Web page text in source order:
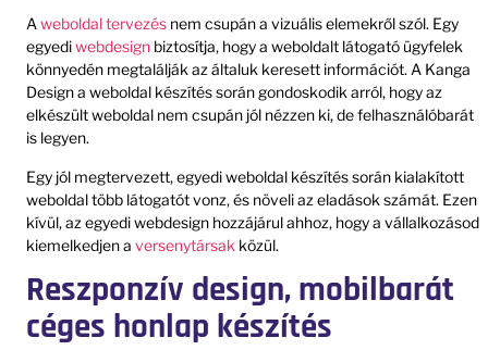
Aweboldal tervezés nem csupán a vizuális elemekről szól. Egy
egyediwebdesign biztosítja, hogy a weboldalt látogató ügyfelek
könnyedén megtalálják az általuk keresett információt. A Kanga
Design a weboldal készítés során gondoskodik arról, hogy az
elkészült weboldal nem csupán jól nézzen ki, de felhasználóbarát
is legyen.
Egy jól megtervezett, egyedi weboldal készítés során kialakított
weboldal több látogatót vonz, és növeli az eladások számát. Ezen
kívül, az egyedi webdesign hozzájárul ahhoz, hogy a vállalkozásod
kiemelkedjen a versenytársak közül.
Reszponzív design, mobilbarát
céges honlap készítés